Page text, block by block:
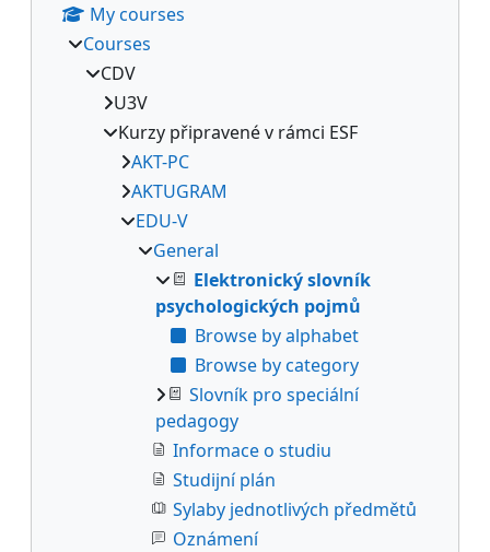
My courses
Courses
CDV
U3V
Kurzy připravené v rámci ESF
AKT-PC
AKTUGRAM
EDU-V
General
Elektronický slovník
psychologických pojmů
Browse by alphabet
Browse by category
Slovník pro speciální
pedagogy
Informace o studiu
Studijní plán
Sylaby jednotlivých předmětů
Oznámení